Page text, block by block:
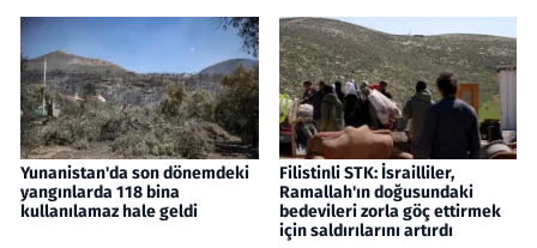
Yunanistan'da son dönemdeki
yangınlarda 118 bina
kullanılamaz hale geldi
Filistinli STK: İsrailliler,
Ramallah'ın doğusundaki
bedevileri zorla göç ettirmek
için saldırılarını artırdı